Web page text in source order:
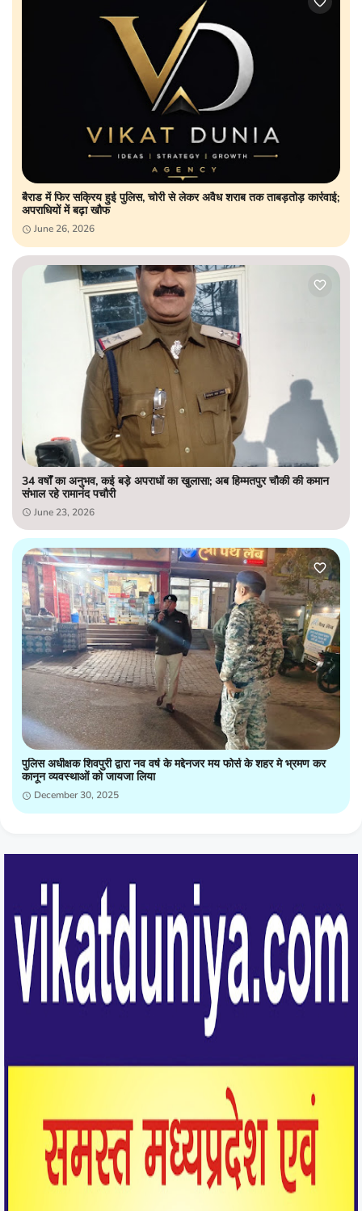
बैराड में फिर सक्रिय हुई पुलिस, चोरी से लेकर अवैध शराब तक ताबड़तोड़ कार्रवाई;
अपराधियों में बढ़ा खौफ
June 26, 2026
34 वर्षों का अनुभव, कई बड़े अपराधों का खुलासा; अब हिम्मतपुर चौकी की कमान
संभाल रहे रामानंद पचौरी
June 23, 2026
पुलिस अधीक्षक शिवपुरी द्वारा नव वर्ष के मद्देनजर मय फोर्स के शहर मे भ्रमण कर
कानून व्यवस्थाओं को जायजा लिया
December 30, 2025